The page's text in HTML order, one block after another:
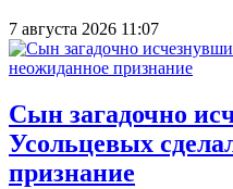
7 августа 2026 11:07
Сын загадочно
Усольцевых
признание